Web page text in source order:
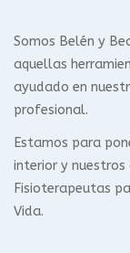
Somos Belén y
aquellas
ayudado en
profesional.
Estamos para
interior y nuestros
Fisioterapeutas
Vida.